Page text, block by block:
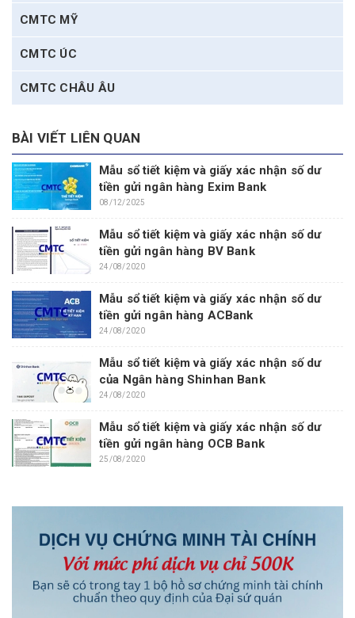
CMTC MỸ
CMTC ÚC
CMTC CHÂU ÂU
BÀI VIẾT LIÊN QUAN
Mẫu sổ tiết kiệm và giấy xác nhận số dư
tiền gửi ngân hàng Exim Bank
08/12/2025
Mẫu sổ tiết kiệm và giấy xác nhận số dư
tiền gửi ngân hàng BV Bank
24/08/2020
Mẫu sổ tiết kiệm và giấy xác nhận số dư
tiền gửi ngân hàng ACBank
24/08/2020
Mẫu sổ tiết kiệm và giấy xác nhận số dư
của Ngân hàng Shinhan Bank
24/08/2020
Mẫu sổ tiết kiệm và giấy xác nhận số dư
tiền gửi ngân hàng OCB Bank
25/08/2020